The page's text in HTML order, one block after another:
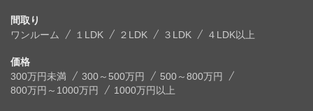
間取り
ワンルーム
１LDK ２LDK ３LDK ４LDK以上
価格
300万円未満
300～500万円
500～800万円
800万円～1000万円
1000万円以上